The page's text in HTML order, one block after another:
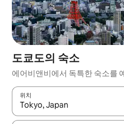
도쿄도의 숙소
에어비앤비에서 독특한 숙소를
위치
결과가 나오면 위·아래 화살표 키